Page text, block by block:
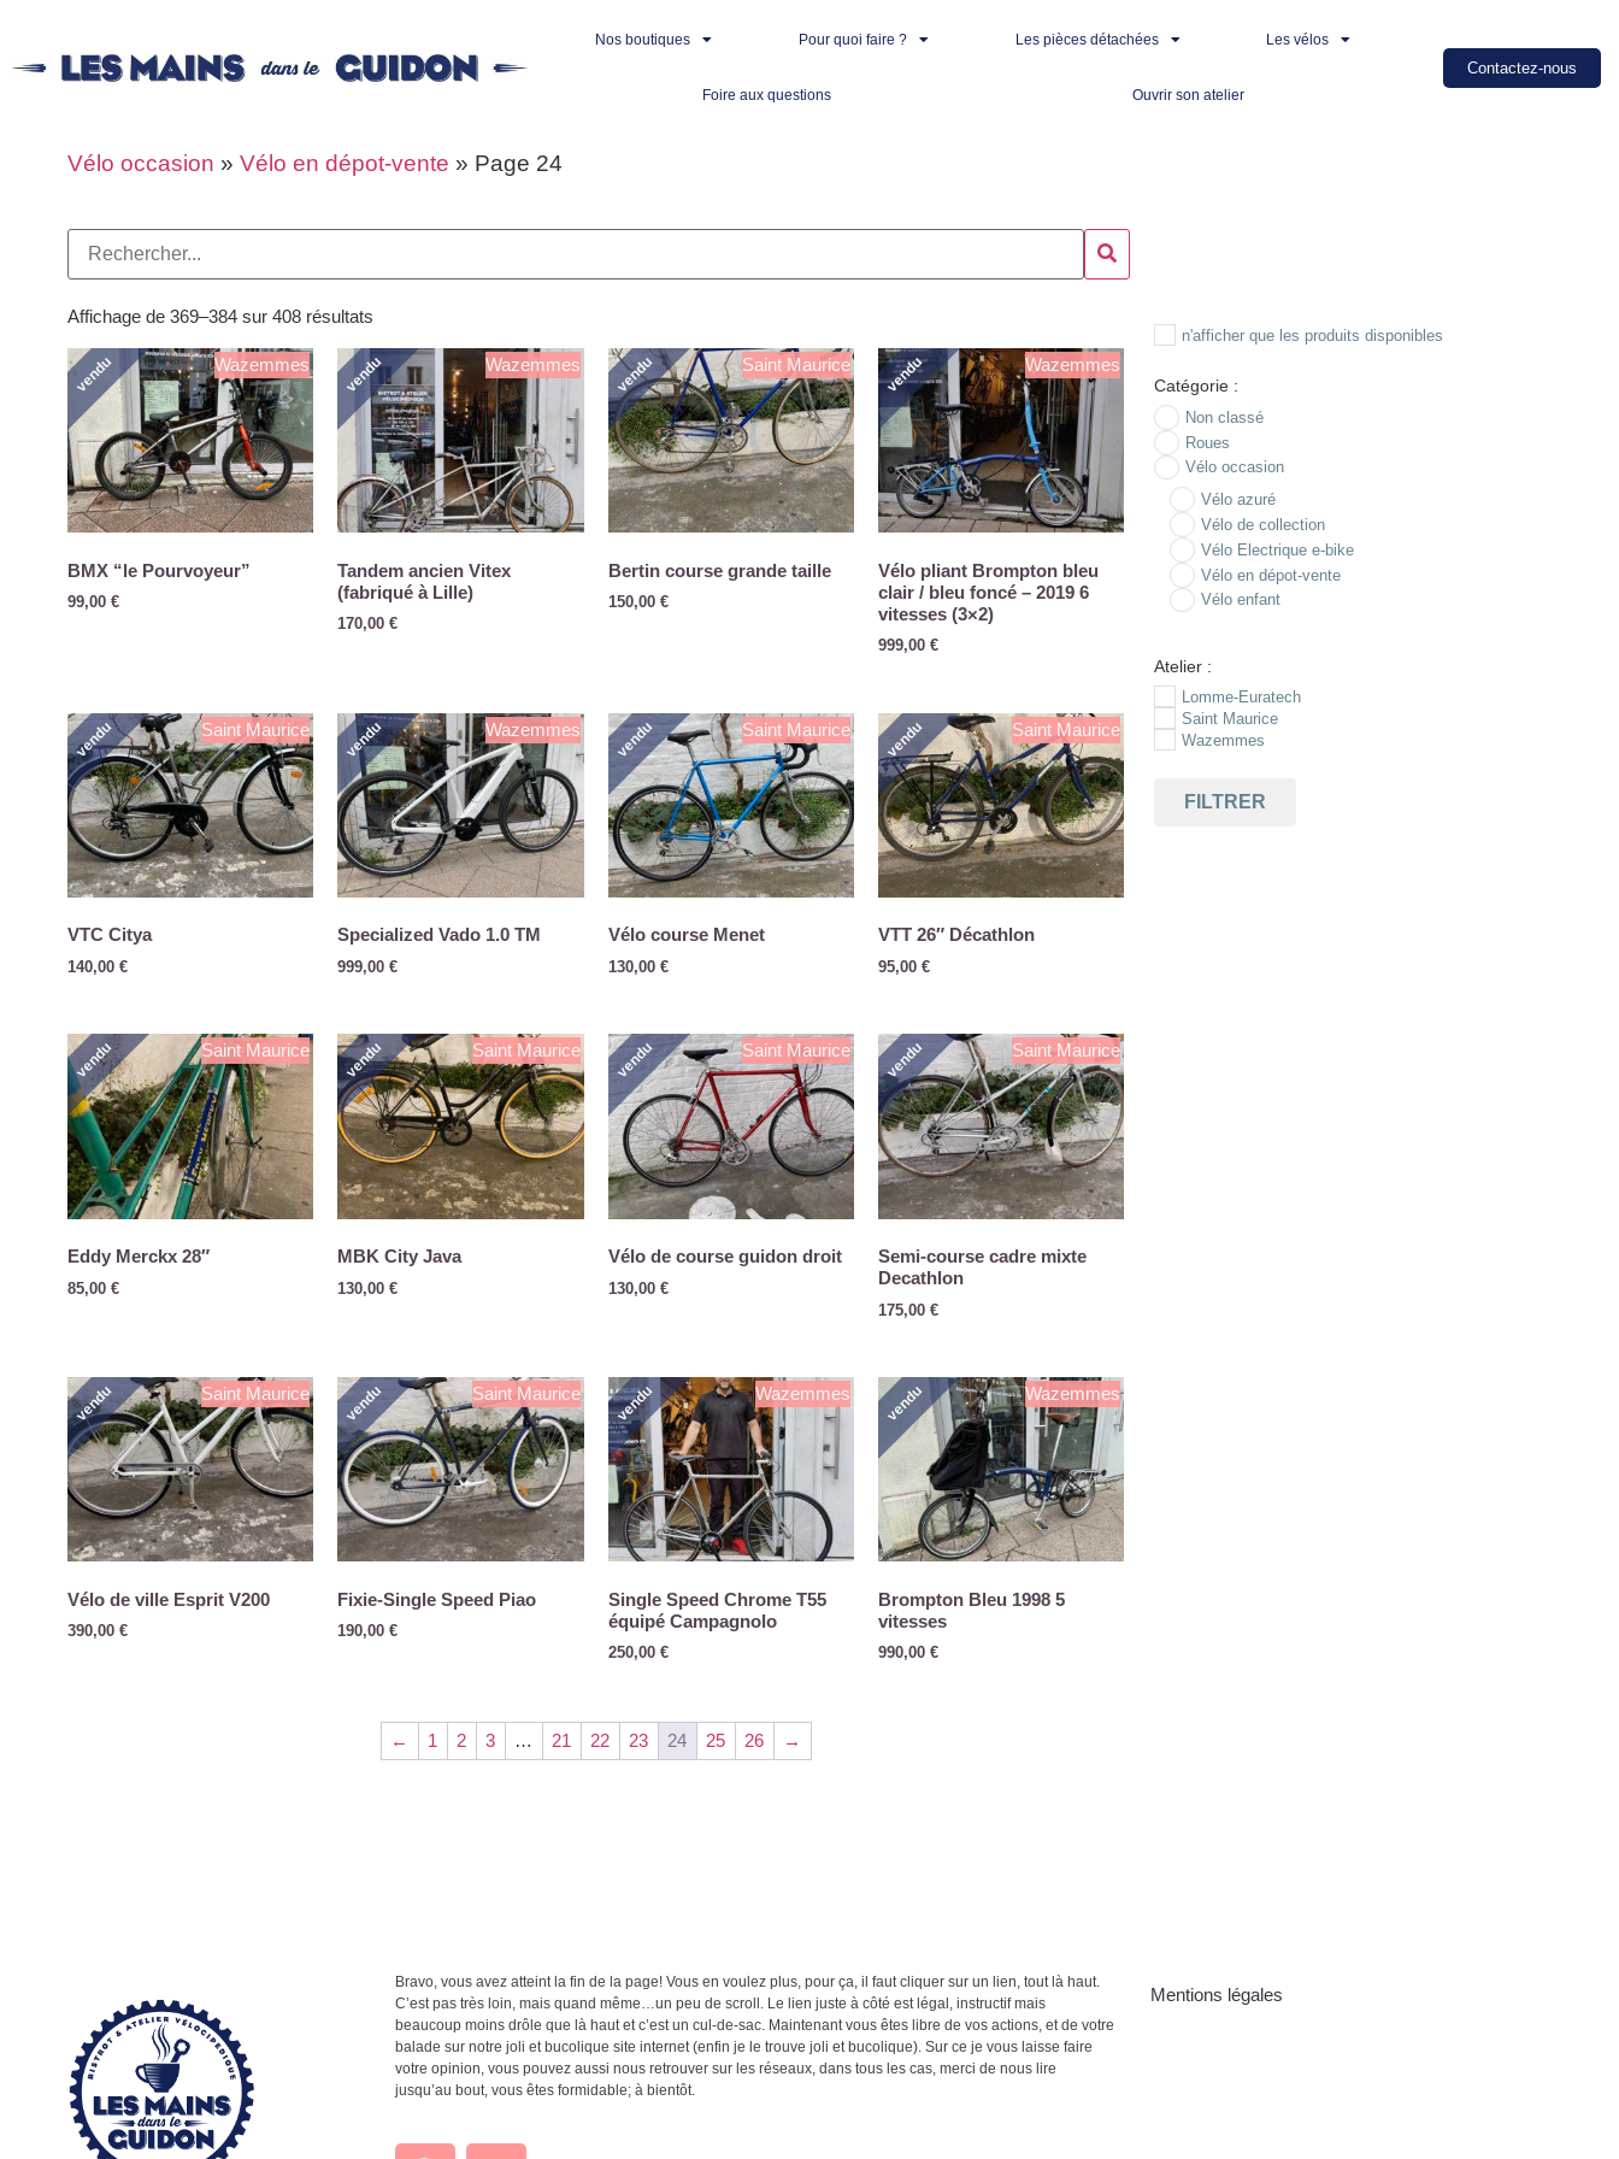
Nos boutiques Pour quoi faire ? Les pièces détachées Les vélos
Foire aux questions Ouvrir son atelier
Contactez-nous
Vélo occasion » Vélo en dépot-vente » Page 24
Affichage de 369–384 sur 408 résultats
Wazemmes
vendu
BMX “le Pourvoyeur”
99,00 €
Wazemmes
vendu
Tandem ancien Vitex
(fabriqué à Lille)
170,00€
Saint Maurice
vendu
Bertin course grande taille
150,00 €
Wazemmes
vendu
Vélo pliant Brompton bleu
clair / bleu foncé – 2019 6
vitesses (3×2)
999,00€
Saint Maurice
vendu
VTC Citya
140,00 €
Wazemmes
vendu
Specialized Vado 1.0 TM
999,00€
Saint Maurice
vendu
Vélo course Menet
130,00 €
Saint Maurice
vendu
VTT 26″ Décathlon
95,00€
Saint Maurice
vendu
Eddy Merckx 28″
85,00 €
Saint Maurice
vendu
MBK City Java
130,00€
Saint Maurice
vendu
Vélo de course guidon droit
130,00 €
Saint Maurice
vendu
Semi-course cadre mixte
Decathlon
175,00€
Saint Maurice
vendu
Vélo de ville Esprit V200
390,00 €
Saint Maurice
vendu
Fixie-Single Speed Piao
190,00€
Wazemmes
vendu
Single Speed Chrome T55
équipé Campagnolo
250,00 €
Wazemmes
vendu
Brompton Bleu 1998 5
vitesses
990,00€
← 1 2 3 … 21 22 23 24 25 26 →
n'afficher que les produits disponibles
Catégorie :
Non classé
Roues
Vélo occasion
Vélo azuré
Vélo de collection
Vélo Electrique e-bike
Vélo en dépot-vente
Vélo enfant
Atelier :
Lomme-Euratech
Saint Maurice
Wazemmes
FILTRER
Bravo, vous avez atteint la fin de la page! Vous en voulez plus, pour ça, il faut cliquer sur un lien, tout là haut.
C’est pas très loin, mais quand même…un peu de scroll. Le lien juste à côté est légal, instructif mais
beaucoup moins drôle que là haut et c’est un cul-de-sac. Maintenant vous êtes libre de vos actions, et de votre
balade sur notre joli et bucolique site internet (enfin je le trouve joli et bucolique). Sur ce je vous laisse faire
votre opinion, vous pouvez aussi nous retrouver sur les réseaux, dans tous les cas, merci de nous lire
jusqu’au bout, vous êtes formidable; à bientôt.
Mentions légales